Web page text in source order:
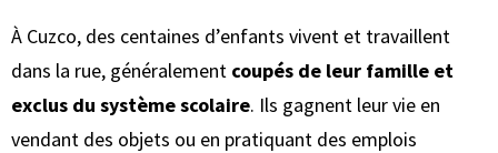
À Cuzco, des centaines d’enfants vivent et travaillent
dans la rue, généralement coupés de leur famille et
exclus du système scolaire. Ils gagnent leur vie en
vendant des objets ou en pratiquant des emplois